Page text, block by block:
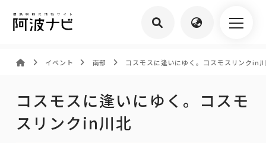
イベント 南部 コスモスに逢いにゆく。コスモスリンクin
コスモスに逢いにゆく。コスモ
スリンクin川北